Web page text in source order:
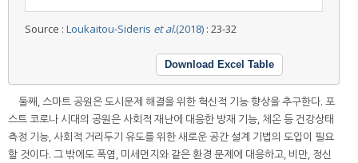
Source : Loukaitou-Sideris et al.(2018) : 23-32
Download Excel Table
둘째, 스마트 공원은 도시문제 해결을 위한 혁신적 기능 향상을 추구한다. 포
스트 코로나 시대의 공원은 사회적 재난에 대응한 방재 기능, 체온 등 건강상태
측정 기능, 사회적 거리두기 유도를 위한 새로운 공간 설계 기법의 도입이 필요
할 것이다. 그 밖에도 폭염, 미세먼지와 같은 환경 문제에 대응하고, 비만, 정신